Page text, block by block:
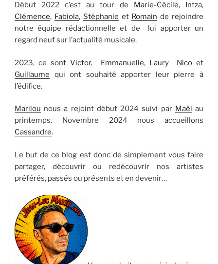
Début 2022 c’est au tour de Marie-Cécile, Intza,
Clémence, Fabiola, Stéphanie et Romain de rejoindre
notre équipe rédactionnelle et de lui apporter un
regard neuf sur l’actualité musicale.
2023, ce sontVictor, Emmanuelle, Laury Nicoet
Guillaume qui ont souhaité apporter leur pierre à
l’édifice.
Marilou nous a rejoint début 2024 suivi par Maël au
printemps. Novembre 2024 nous accueillons
Cassandre.
Le but de ce blog est donc de simplement vous faire
partager, découvrir ou redécouvrir nos artistes
préférés, passés ou présents et en devenir…